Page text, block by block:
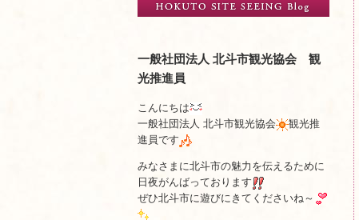
一般社団法人 北斗市観光協会 観
光推進員
こんにちは
一般社団法人 北斗市観光協会
観光推
進員です
みなさまに北斗市の魅力を伝えるために
日夜がんばっております
ぜひ北斗市に遊びにきてくださいね～